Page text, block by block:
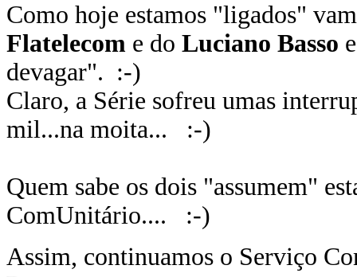
Como hoje estamos "ligados"
Flatelecom e do Luciano Basso
devagar". :-)
Claro, a Série sofreu umas
mil...na moita... :-)
Quem sabe os dois "assumem"
ComUnitário.... :-)
Assim, continuamos o Serviço